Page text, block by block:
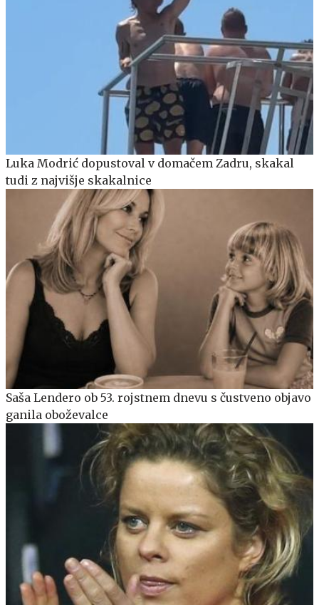
Luka Modrić dopustoval v domačem Zadru, skakal
tudi z najvišje skakalnice
Saša Lendero ob 53. rojstnem dnevu s čustveno objavo
ganila oboževalce